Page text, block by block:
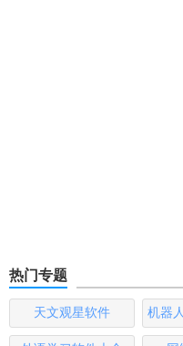
热门专题
天文观星软件
机器